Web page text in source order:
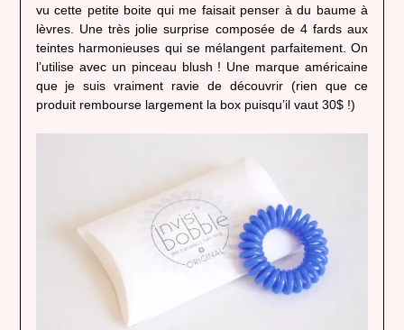
vu cette petite boite qui me faisait penser à du baume à
lèvres. Une très jolie surprise composée de 4 fards aux
teintes harmonieuses qui se mélangent parfaitement. On
l’utilise avec un pinceau blush ! Une marque américaine
que je suis vraiment ravie de découvrir (rien que ce
produit rembourse largement la box puisqu’il vaut 30$ !)